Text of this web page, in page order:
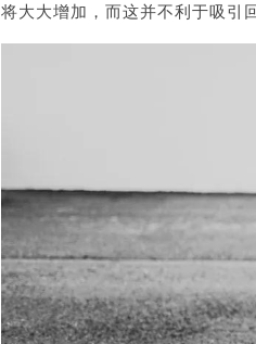
将大大增加，而这并不利于吸引